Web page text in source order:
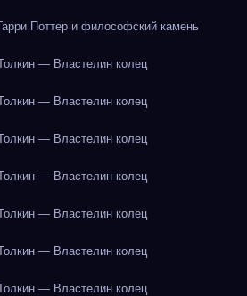
Поттер и философский камень
— Властелин колец
— Властелин колец
— Властелин колец
— Властелин колец
— Властелин колец
— Властелин колец
— Властелин колец